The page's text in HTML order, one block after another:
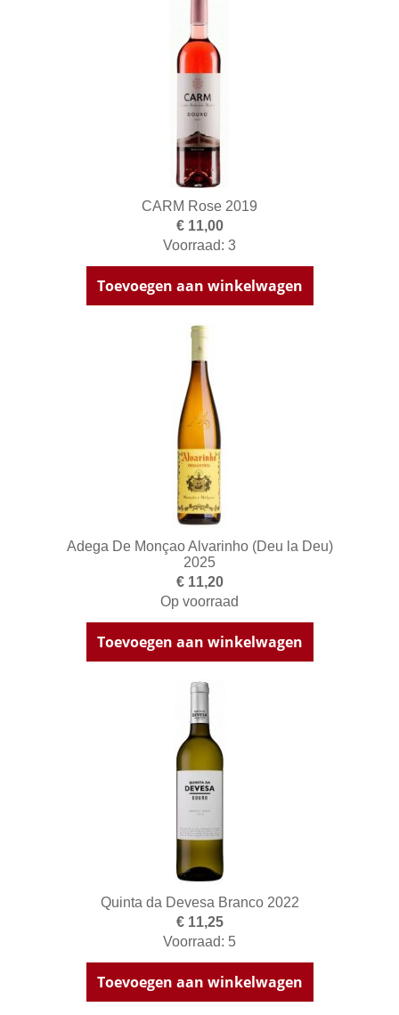
CARM Rose 2019
€ 11,00
Voorraad: 3
Toevoegen aan winkelwagen
Adega De Monçao Alvarinho (Deu la Deu)
2025
€ 11,20
Op voorraad
Toevoegen aan winkelwagen
Quinta da Devesa Branco 2022
€ 11,25
Voorraad: 5
Toevoegen aan winkelwagen